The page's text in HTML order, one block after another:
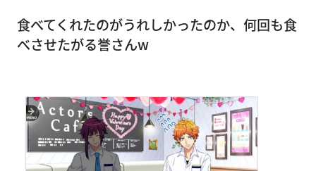
食べてくれたのがうれしかったのか、何回も食
べさせたがる誉さんw